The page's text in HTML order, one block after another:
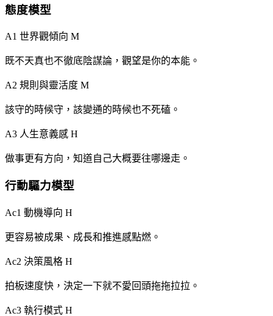
態度模型
A1 世界觀傾向 M
既不天真也不徹底陰謀論，觀望是你的本能。
A2 規則與靈活度 M
該守的時候守，該變通的時候也不死磕。
A3 人生意義感 H
做事更有方向，知道自己大概要往哪邊走。
行動驅力模型
Ac1 動機導向 H
更容易被成果、成長和推進感點燃。
Ac2 決策風格 H
拍板速度快，決定一下就不愛回頭拖拖拉拉。
Ac3 執行模式 H